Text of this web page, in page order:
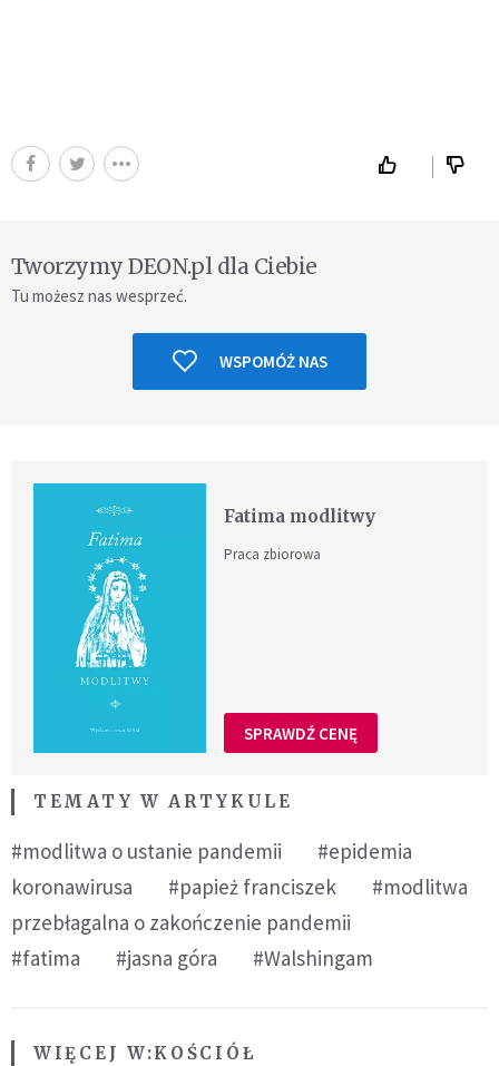
Tworzymy DEON.pl dla Ciebie
Tu możesz nas wesprzeć.
WSPOMÓŻ NAS
Fatima modlitwy
Praca zbiorowa
SPRAWDŹ CENĘ
TEMATY W ARTYKULE
#modlitwa o ustanie pandemii
#epidemia
koronawirusa
#papież franciszek
#modlitwa
przebłagalna o zakończenie pandemii
#fatima
#jasna góra #Walshingam
WIĘCEJ W:KOŚCIÓŁ